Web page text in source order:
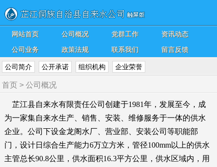
网站首页 公司概况 党群工作
资讯动态
公司业务
政策法规 联系我们 留言反馈
公司简介 公开承诺 组织机构 企业荣誉
首页 > 公司概况
芷江县自来水有限责任公司创建于1981年，发展至今，成
为一家集自来水生产、销售、安装、维修服务于一体的供水
企业。公司下设金龙阁水厂、营业部、安装公司等职能部
门，设计日综合生产能力6万立方米，管径100mm以上的供水
主管总长90.8公里，供水面积16.3平方公里，供水区域内，用